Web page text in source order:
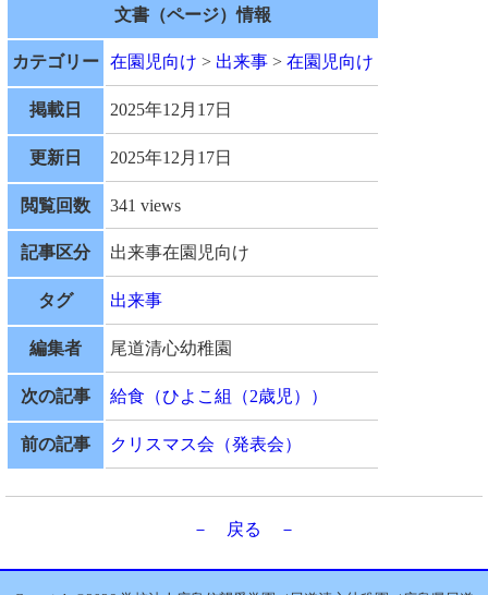
文書（ページ）情報
カテゴリー 在園児向け > 出来事 > 在園児向け
掲載日 2025年12月17日
更新日 2025年12月17日
閲覧回数 341 views
記事区分 出来事在園児向け
タグ 出来事
編集者 尾道清心幼稚園
次の記事 給食（ひよこ組（2歳児））
前の記事 クリスマス会（発表会）
－ 戻る －